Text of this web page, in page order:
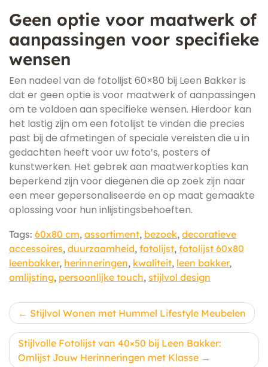
Geen optie voor maatwerk of
aanpassingen voor specifieke
wensen
Een nadeel van de fotolijst 60×80 bij Leen Bakker is
dat er geen optie is voor maatwerk of aanpassingen
om te voldoen aan specifieke wensen. Hierdoor kan
het lastig zijn om een fotolijst te vinden die precies
past bij de afmetingen of speciale vereisten die u in
gedachten heeft voor uw foto’s, posters of
kunstwerken. Het gebrek aan maatwerkopties kan
beperkend zijn voor diegenen die op zoek zijn naar
een meer gepersonaliseerde en op maat gemaakte
oplossing voor hun inlijstingsbehoeften.
Tags: 60x80 cm, assortiment, bezoek, decoratieve
accessoires, duurzaamheid, fotolijst, fotolijst 60x80
leenbakker, herinneringen, kwaliteit, leen bakker,
omlijsting, persoonlijke touch, stijlvol design
Berichtnavigatie
Stijlvol Wonen met Hummel Lifestyle Meubelen
Stijlvolle Fotolijst van 40×50 bij Leen Bakker:
Omlijst Jouw Herinneringen met Klasse